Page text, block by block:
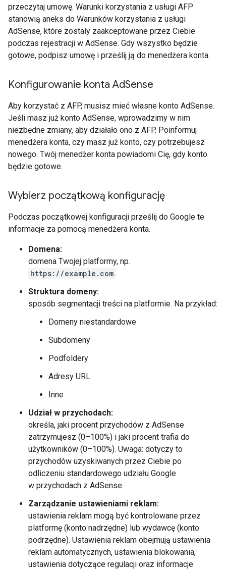
przeczytaj umowę. Warunki korzystania z usługi AFP
stanowią aneks do Warunków korzystania z usługi
AdSense, które zostały zaakceptowane przez Ciebie
podczas rejestracji w AdSense. Gdy wszystko będzie
gotowe, podpisz umowę i prześlij ją do menedżera konta.
Konfigurowanie konta AdSense
Aby korzystać z AFP, musisz mieć własne konto AdSense.
Jeśli masz już konto AdSense, wprowadzimy w nim
niezbędne zmiany, aby działało ono z AFP. Poinformuj
menedżera konta, czy masz już konto, czy potrzebujesz
nowego. Twój menedżer konta powiadomi Cię, gdy konto
będzie gotowe.
Wybierz początkową konfigurację
Podczas początkowej konfiguracji prześlij do Google te
informacje za pomocą menedżera konta.
Domena:
domena Twojej platformy, np.
https://example.com .
Struktura domeny:
sposób segmentacji treści na platformie. Na przykład:
Domeny niestandardowe
Subdomeny
Podfoldery
Adresy URL
Inne
Udział w przychodach:
określa, jaki procent przychodów z AdSense
zatrzymujesz (0–100%) i jaki procent trafia do
użytkowników (0–100%). Uwaga: dotyczy to
przychodów uzyskiwanych przez Ciebie po
odliczeniu standardowego udziału Google
w przychodach z AdSense.
Zarządzanie ustawieniami reklam:
ustawienia reklam mogą być kontrolowane przez
platformę (konto nadrzędne) lub wydawcę (konto
podrzędne). Ustawienia reklam obejmują ustawienia
reklam automatycznych, ustawienia blokowania,
ustawienia dotyczące regulacji oraz informacje